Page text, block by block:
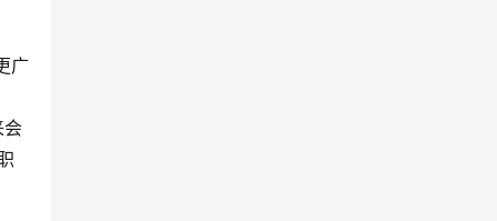
广
会